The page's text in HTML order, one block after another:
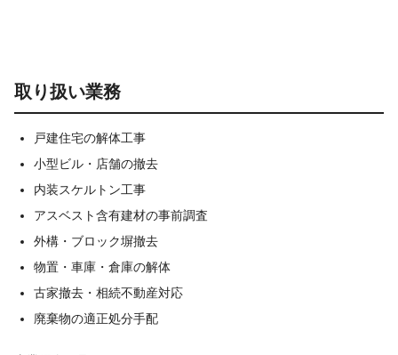
取り扱い業務
戸建住宅の解体工事
小型ビル・店舗の撤去
内装スケルトン工事
アスベスト含有建材の事前調査
外構・ブロック塀撤去
物置・車庫・倉庫の解体
古家撤去・相続不動産対応
廃棄物の適正処分手配